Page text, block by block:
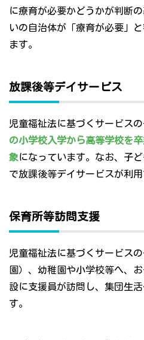
に療育が必要かどうかが判断
いの自治体が「療育が必要」
ます。
放課後等デイサービス
児童福祉法に基づくサービスの
の小学校入学から高等学校を
象になっています。なお、子
で放課後等デイサービスが利
保育所等訪問支援
児童福祉法に基づくサービス
園）、幼稚園や小学校等へ、
設に支援員が訪問し、集団生
す。